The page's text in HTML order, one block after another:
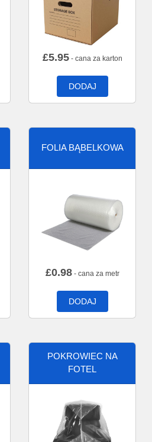
£5.95- cana za karton
DODAJ
FOLIA BĄBELKOWA
£0.98- cana za metr
DODAJ
POKROWIEC NA
FOTEL